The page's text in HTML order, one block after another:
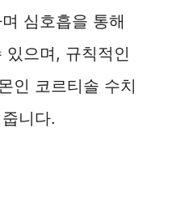
심호흡을 통해
으며, 규칙적인
인 코르티솔 수치
니다.